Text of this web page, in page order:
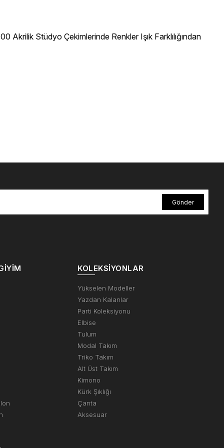
Stüdyo Çekimlerinde Renkler Işık Farklılığından
Gönder
KOLEKSIYONLAR
Yükselen Modeller
Yazdan Kalanlar
Parti Koleksiyonu
Elbise
Tulum
Modal Takım
Triko Takım
Alt Üst Takım
Kimono
Kürk Şıklığı
Çanta
Aksesuar